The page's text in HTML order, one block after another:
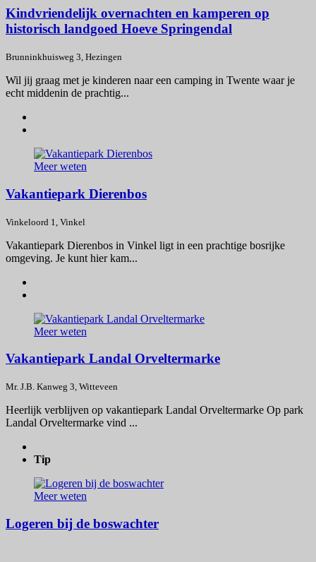
Kindvriendelijk overnachten en kamperen op
historisch landgoed Hoeve Springendal
Brunninkhuisweg 3, Hezingen
Wil jij graag met je kinderen naar een camping in Twente waar je
echt middenin de prachtig...
Meer weten
Vakantiepark Dierenbos
Vinkeloord 1, Vinkel
Vakantiepark Dierenbos in Vinkel ligt in een prachtige bosrijke
omgeving. Je kunt hier kam...
Meer weten
Vakantiepark Landal Orveltermarke
Mr. J.B. Kanweg 3, Witteveen
Heerlijk verblijven op vakantiepark Landal Orveltermarke Op park
Landal Orveltermarke vind ...
Tip
Meer weten
Logeren bij de boswachter